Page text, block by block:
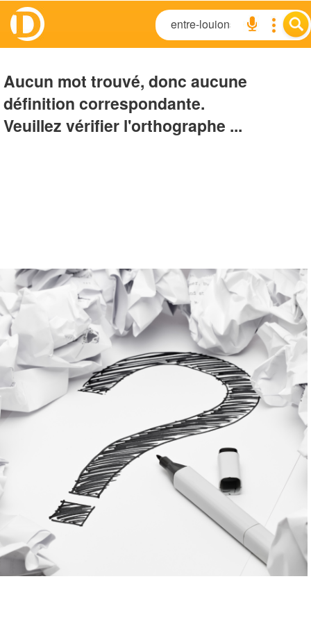
Aucun mot trouvé, donc aucune
définition correspondante.
Veuillez vérifier l'orthographe ...